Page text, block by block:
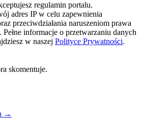
regulamin portalu.
adres IP w celu zapewnienia
przeciwdziałania naruszeniom prawa
informacje o przetwarzaniu danych
w naszej Polityce Prywatności.
skomentuje.
→